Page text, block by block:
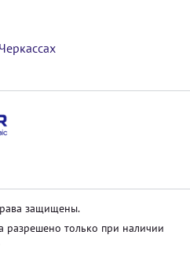
защищены.
разрешено только при наличии